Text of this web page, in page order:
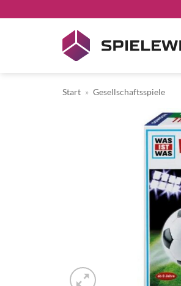
Start » Gesellschaftsspiele